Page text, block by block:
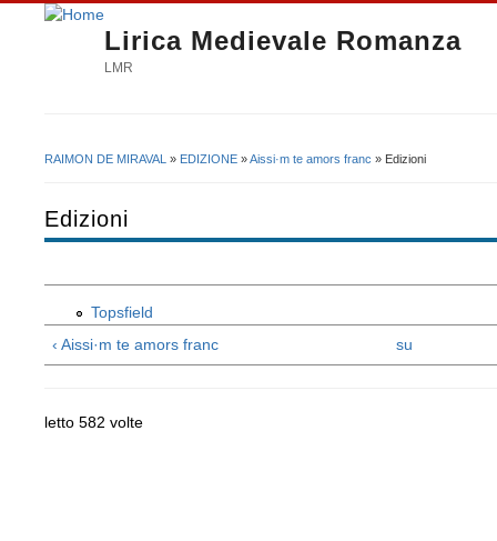
Lirica Medievale Romanza
LMR
RAIMON DE MIRAVAL » EDIZIONE »Aissi·m te amors franc » Edizioni
Edizioni
Topsfield
‹ Aissi·m te amors franc
su
letto 582 volte